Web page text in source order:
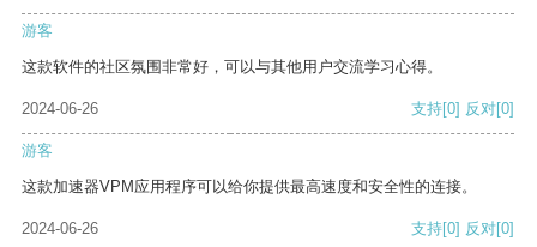
游客
这款软件的社区氛围非常好，可以与其他用户交流学习心得。
2024-06-26 支持[0] 反对[0]
游客
这款加速器VPM应用程序可以给你提供最高速度和安全性的连接。
2024-06-26 支持[0] 反对[0]